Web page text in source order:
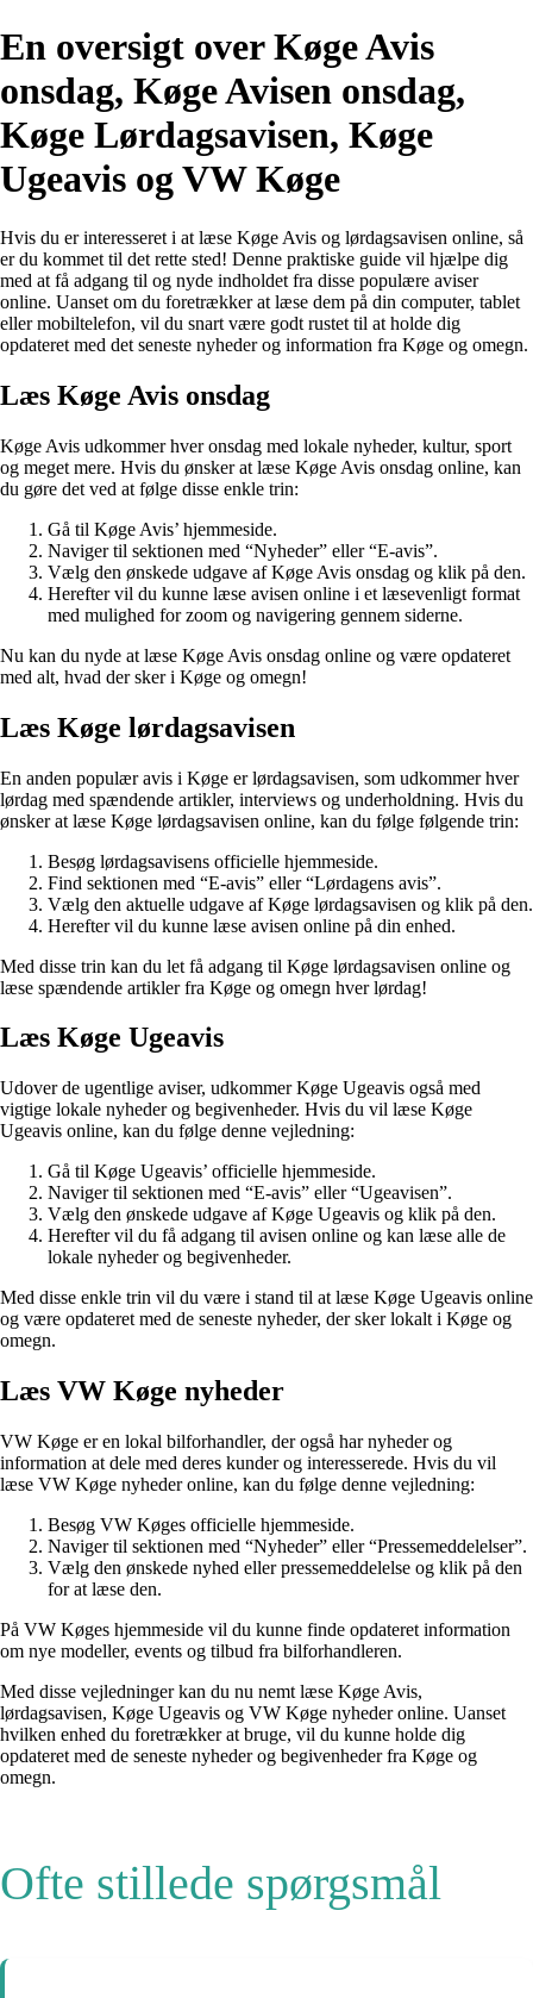
En oversigt over Køge Avis
onsdag, Køge Avisen onsdag,
Køge Lørdagsavisen, Køge
Ugeavis og VW Køge
Hvis du er interesseret i at læse Køge Avis og lørdagsavisen online, så
er du kommet til det rette sted! Denne praktiske guide vil hjælpe dig
med at få adgang til og nyde indholdet fra disse populære aviser
online. Uanset om du foretrækker at læse dem på din computer, tablet
eller mobiltelefon, vil du snart være godt rustet til at holde dig
opdateret med det seneste nyheder og information fra Køge og omegn.
Læs Køge Avis onsdag
Køge Avis udkommer hver onsdag med lokale nyheder, kultur, sport
og meget mere. Hvis du ønsker at læse Køge Avis onsdag online, kan
du gøre det ved at følge disse enkle trin:
Gå til Køge Avis’ hjemmeside.
Naviger til sektionen med “Nyheder” eller “E-avis”.
Vælg den ønskede udgave af Køge Avis onsdag og klik på den.
Herefter vil du kunne læse avisen online i et læsevenligt format
med mulighed for zoom og navigering gennem siderne.
Nu kan du nyde at læse Køge Avis onsdag online og være opdateret
med alt, hvad der sker i Køge og omegn!
Læs Køge lørdagsavisen
En anden populær avis i Køge er lørdagsavisen, som udkommer hver
lørdag med spændende artikler, interviews og underholdning. Hvis du
ønsker at læse Køge lørdagsavisen online, kan du følge følgende trin:
Besøg lørdagsavisens officielle hjemmeside.
Find sektionen med “E-avis” eller “Lørdagens avis”.
Vælg den aktuelle udgave af Køge lørdagsavisen og klik på den.
Herefter vil du kunne læse avisen online på din enhed.
Med disse trin kan du let få adgang til Køge lørdagsavisen online og
læse spændende artikler fra Køge og omegn hver lørdag!
Læs Køge Ugeavis
Udover de ugentlige aviser, udkommer Køge Ugeavis også med
vigtige lokale nyheder og begivenheder. Hvis du vil læse Køge
Ugeavis online, kan du følge denne vejledning:
Gå til Køge Ugeavis’ officielle hjemmeside.
Naviger til sektionen med “E-avis” eller “Ugeavisen”.
Vælg den ønskede udgave af Køge Ugeavis og klik på den.
Herefter vil du få adgang til avisen online og kan læse alle de
lokale nyheder og begivenheder.
Med disse enkle trin vil du være i stand til at læse Køge Ugeavis online
og være opdateret med de seneste nyheder, der sker lokalt i Køge og
omegn.
Læs VW Køge nyheder
VW Køge er en lokal bilforhandler, der også har nyheder og
information at dele med deres kunder og interesserede. Hvis du vil
læse VW Køge nyheder online, kan du følge denne vejledning:
Besøg VW Køges officielle hjemmeside.
Naviger til sektionen med “Nyheder” eller “Pressemeddelelser”.
Vælg den ønskede nyhed eller pressemeddelelse og klik på den
for at læse den.
På VW Køges hjemmeside vil du kunne finde opdateret information
om nye modeller, events og tilbud fra bilforhandleren.
Med disse vejledninger kan du nu nemt læse Køge Avis,
lørdagsavisen, Køge Ugeavis og VW Køge nyheder online. Uanset
hvilken enhed du foretrækker at bruge, vil du kunne holde dig
opdateret med de seneste nyheder og begivenheder fra Køge og
omegn.
Ofte stillede spørgsmål